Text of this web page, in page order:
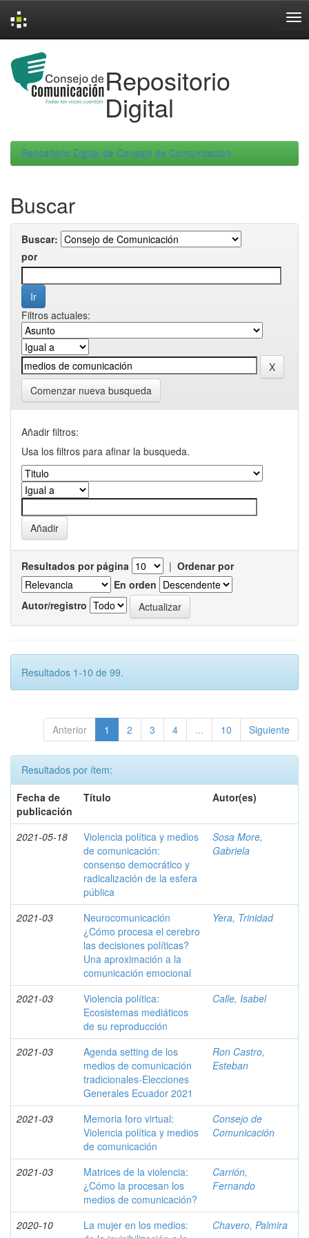
navigation
Repositorio
Digital
Repositorio Digital de Consejo de Comunicacion
Buscar
Buscar:
por
Filtros actuales:
Comenzar nueva busqueda
Añadir filtros:
Usa los filtros para afinar la busqueda.
Resultados por página | Ordenar por
En orden
Autor/registro
Resultados 1-10 de 99.
Anterior 1 2 3 4 ... 10 Siguiente
Resultados por ítem:
Fecha de
publicación
Título Autor(es)
2021-05-18
Violencia política y medios
de comunicación:
consenso democrático y
radicalización de la esfera
pública
Sosa More,
Gabriela
2021-03
Neurocomunicación
¿Cómo procesa el cerebro
las decisiones políticas?
Una aproximación a la
comunicación emocional
Yera, Trinidad
2021-03
Violencia política:
Ecosistemas mediáticos
de su reproducción
Calle, Isabel
2021-03
Agenda setting de los
medios de comunicación
tradicionales-Elecciones
Generales Ecuador 2021
Ron Castro,
Esteban
2021-03
Memoria foro virtual:
Violencia política y medios
de comunicación
Consejo de
Comunicación
2021-03
Matrices de la violencia:
¿Cómo la procesan los
medios de comunicación?
Carrión,
Fernando
2020-10
La mujer en los medios:
Chavero, Palmira